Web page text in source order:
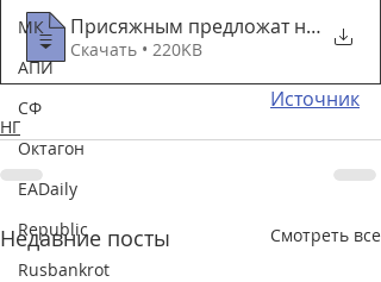
МК
АПИ
СФ
Октагон
EADaily
Republic
Rusbankrot
Присяжным предложат новые
Скачать • 220KB
Источник
НГ
Недавние посты Смотреть все